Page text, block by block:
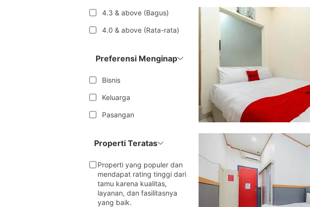
4.3 & above (Bagus)
4.0 & above (Rata-rata)
Preferensi Menginap
Bisnis
Keluarga
Pasangan
Properti Teratas
Properti yang populer dan
mendapat rating tinggi dari
tamu karena kualitas,
layanan, dan fasilitasnya
yang baik.